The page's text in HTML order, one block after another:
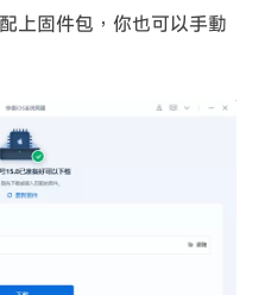
上固件包，你也可以手動